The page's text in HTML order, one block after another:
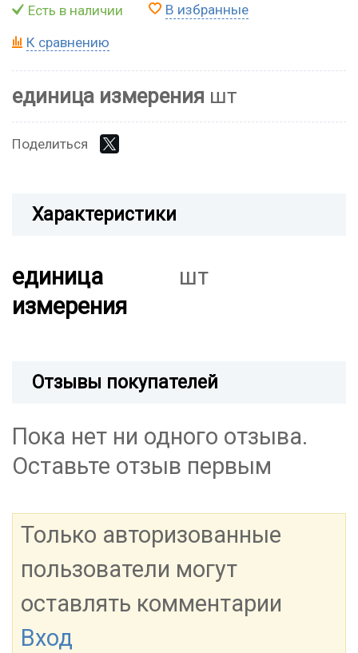
Есть в наличии В избранные
К сравнению
единица измерения шт
Поделиться
Характеристики
единица
измерения
шт
Отзывы покупателей
Пока нет ни одного отзыва.
Оставьте отзыв первым
Только авторизованные
пользователи могут
оставлять комментарии
Вход